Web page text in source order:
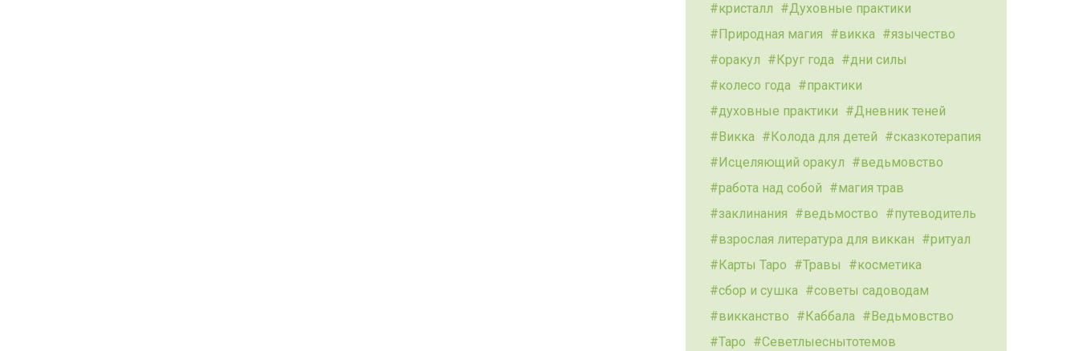
кристалл
Духовные практики
Природная магия
викка
язычество
оракул
Круг года
дни силы
колесо года
практики
духовные практики
Дневник теней
Викка
Колода для детей
сказкотерапия
Исцеляющий оракул
ведьмовство
работа над собой
магия трав
заклинания
ведьмоство
путеводитель
взрослая литература для виккан
ритуал
Карты Таро
Травы
косметика
сбор и сушка
советы садоводам
викканство
Каббала
Ведьмовство
Таро
Севетлыеснытотемов